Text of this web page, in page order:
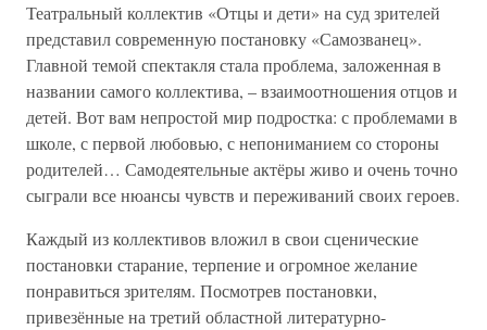
Театральный коллектив «Отцы и дети» на суд зрителей
представил современную постановку «Самозванец».
Главной темой спектакля стала проблема, заложенная в
названии самого коллектива, – взаимоотношения отцов и
детей. Вот вам непростой мир подростка: с проблемами в
школе, с первой любовью, с непониманием со стороны
родителей… Самодеятельные актёры живо и очень точно
сыграли все нюансы чувств и переживаний своих героев.
Каждый из коллективов вложил в свои сценические
постановки старание, терпение и огромное желание
понравиться зрителям. Посмотрев постановки,
привезённые на третий областной литературно-